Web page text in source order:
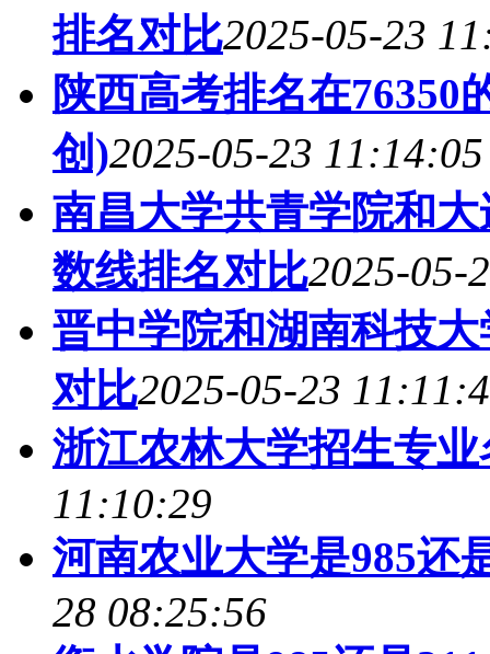
排名对比2025-05-23
陕西高考排名在76350
创)2025-05-23 11:14:05
南昌大学共青学院和
数线排名对比2025-05-
晋中学院和湖南科技
对比2025-05-23
浙江农林大学招生专
11:10:29
河南农业大学是985还
28 08:25:56